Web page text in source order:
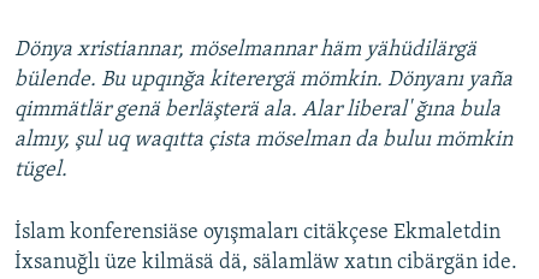
Dönya xristiannar, möselmannar häm yähüdilärgä
bülende. Bu upqınğa kiterergä mömkin. Dönyanı yaña
qimmätlär genä berläşterä ala. Alar liberal' ğına bula
almıy, şul uq waqıtta çista möselman da buluı mömkin
tügel.
İslam konferensiäse oyışmaları citäkçese Ekmaletdin
İxsanuğlı üze kilmäsä dä, sälamläw xatın cibärgän ide.